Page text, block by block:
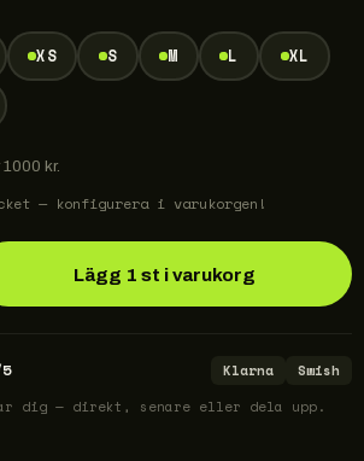
XS S M L XL
1000 kr.
— konfigurera i varukorgen!
Lägg 1 st i varukorg
Klarna
Swish
dig — direkt, senare eller dela upp.